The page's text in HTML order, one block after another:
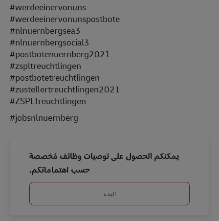
#werdeeinervonuns
#werdeeinervonunspostbote
#nlnuernbergsea3
#nlnuernbergsocial3
#postbotenuernberg2021
#zspltreuchtlingen
#postbotetreuchtlingen
#zustellertreuchtlingen2021
#ZSPLTreuchtlingen
#jobsnlnuernberg
يمكنكم الحصول على توصيات وظائف مُخصصة
حسب اهتماماتكم.
البدء